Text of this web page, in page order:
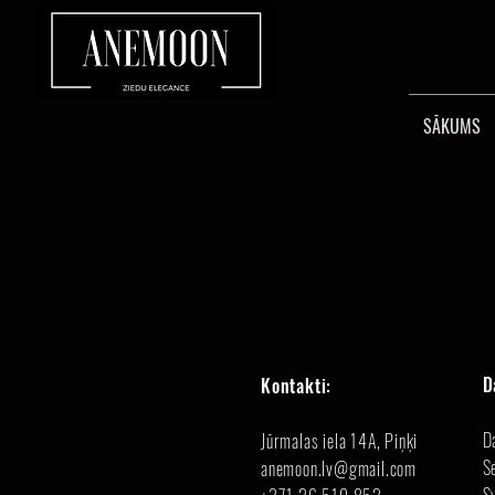
SĀKUMS
Kontakti:
Jūrmalas iela 14A, Piņķi
anemoon.lv@gmail.com